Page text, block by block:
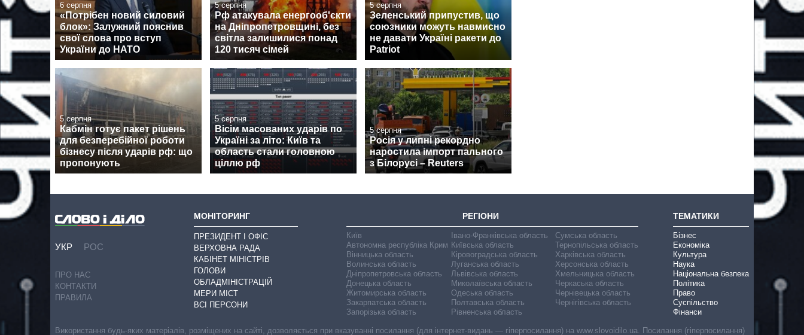
6 серпня
«Потрібен новий силовий
блок»: Залужний пояснив
свої слова про вступ
України до НАТО
5 серпня
Рф атакувала енергооб'єкти
на Дніпропетровщині, без
світла залишилися понад
120 тисяч сімей
5 серпня
Зеленський припустив, що
союзники можуть навмисно
не давати Україні ракети до
Patriot
5 серпня
Кабмін готує пакет рішень
для безперебійної роботи
бізнесу після ударів рф: що
пропонують
5 серпня
Вісім масованих ударів по
Україні за літо: Київ та
область стали головною
ціллю рф
5 серпня
Росія у липні рекордно
наростила імпорт пального
з Білорусі – Reuters
УКР РОС
ПРО НАС
КОНТАКТИ
ПРАВИЛА
МОНІТОРИНГ
ПРЕЗИДЕНТ І ОФІС
ВЕРХОВНА РАДА
КАБІНЕТ МІНІСТРІВ
ГОЛОВИ
ОБЛАДМІНІСТРАЦІЙ
МЕРИ МІСТ
ВСІ ПЕРСОНИ
РЕГІОНИ
Київ
Автономна республіка Крим
Вінницька область
Волинська область
Дніпропетровська область
Донецька область
Житомирська область
Закарпатська область
Запорізька область
Івано-Франківська область
Київська область
Кіровоградська область
Луганська область
Львівська область
Миколаївська область
Одеська область
Полтавська область
Рівненська область
Сумська область
Тернопільська область
Харківська область
Херсонська область
Хмельницька область
Черкаська область
Чернівецька область
Чернігівська область
ТЕМАТИКИ
Бізнес
Економіка
Культура
Наука
Національна безпека
Політика
Право
Суспільство
Фінанси
Використання будь-яких матеріалів, розміщених на сайті, дозволяється при вказуванні посилання (для інтернет-видань — гіперпосилання) на www.slovoidilo.ua. Посилання (гіперпосилання)